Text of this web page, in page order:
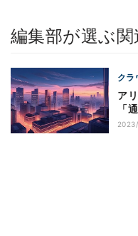
編集部が選ぶ関
クラ
ア
「